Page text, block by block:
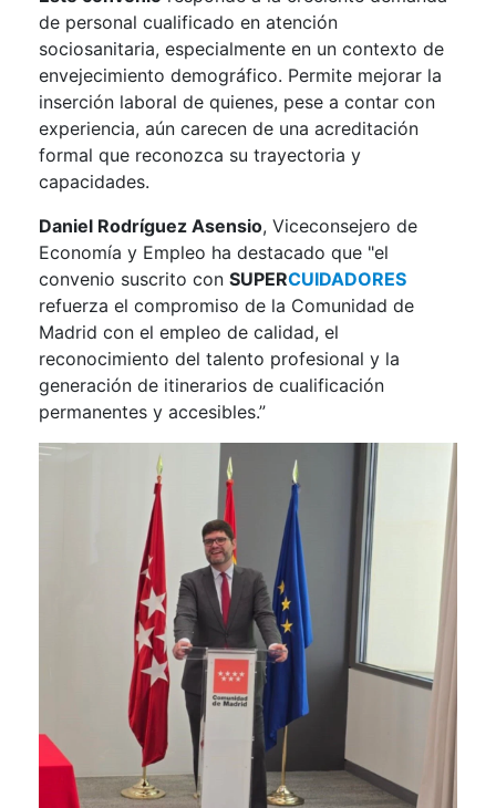
de personal cualificado en atención
sociosanitaria, especialmente en un contexto de
envejecimiento demográfico. Permite mejorar la
inserción laboral de quienes, pese a contar con
experiencia, aún carecen de una acreditación
formal que reconozca su trayectoria y
capacidades.
Daniel Rodríguez Asensio, Viceconsejero de
Economía y Empleo ha destacado que "el
convenio suscrito con SUPERCUIDADORES
refuerza el compromiso de la Comunidad de
Madrid con el empleo de calidad, el
reconocimiento del talento profesional y la
generación de itinerarios de cualificación
permanentes y accesibles.”